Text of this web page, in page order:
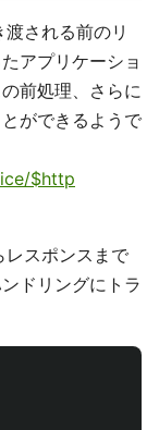
される前のリ
アプリケーショ
前処理、さらに
ができるようで
$http
スポンスまで
ドリングにトラ